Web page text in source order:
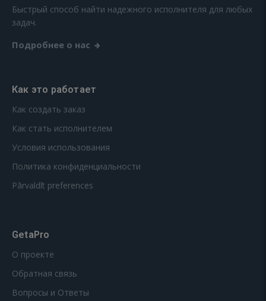
Быстрый способ найти надежного исполнителя для любых
задач.
Подробнее о нас
Как это работает
Как создать заказ
Как стать исполнителем
Условия использования
Политика конфиденциальности
Pārvaldīt preferences
GetaPro
О проекте
Обратная связь
Вопросы и Ответы